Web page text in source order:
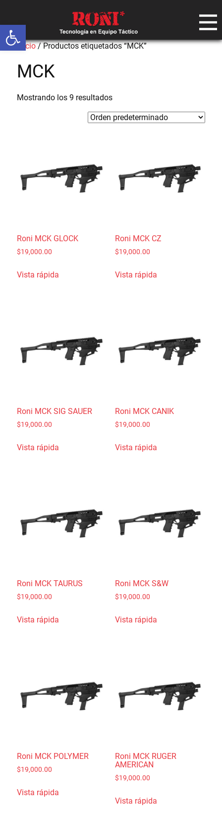
Abrir barra de herramientas
Inicio/ Productos etiquetados “MCK”
MCK
Mostrando los 9 resultados
Roni MCK GLOCK
$19,000.00
Vista rápida
Roni MCK CZ
$19,000.00
Vista rápida
Roni MCK SIG SAUER
$19,000.00
Vista rápida
Roni MCK CANIK
$19,000.00
Vista rápida
Roni MCK TAURUS
$19,000.00
Vista rápida
Roni MCK S&W
$19,000.00
Vista rápida
Roni MCK POLYMER
$19,000.00
Vista rápida
Roni MCK RUGER
AMERICAN
$19,000.00
Vista rápida